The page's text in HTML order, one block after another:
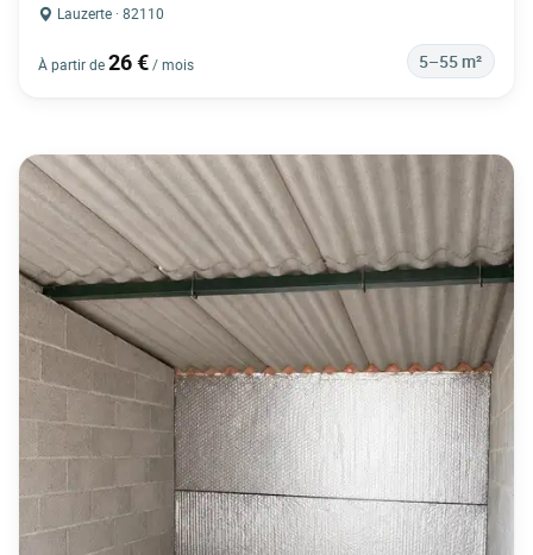
Lauzerte · 82110
À partir de26 €/ mois 5–55 m²